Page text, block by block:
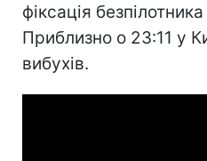
фіксація
Приблизно о 23:11 у
вибухів.